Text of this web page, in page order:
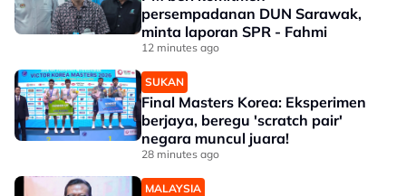
persempadanan DUN Sarawak,
minta laporan SPR - Fahmi
12 minutes ago
SUKAN
Final Masters Korea: Eksperimen
berjaya, beregu 'scratch pair'
negara muncul juara!
28 minutes ago
MALAYSIA